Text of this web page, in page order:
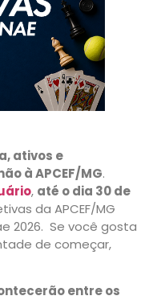
ativos e
à APCEF/MG.
, até o dia 30 de
da APCEF/MG
2026. Se você gosta
de começar,
entre os